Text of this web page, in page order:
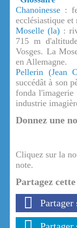
Chanoinesse :
ecclésiastique
Moselle (la) :
715 m
Vosges. La
en Allemagne.
Pellerin (Jean
succédât à son
fonda l'imagerie
industrie
Donnez une
Cliquez sur la
note.
Partagez
Partager